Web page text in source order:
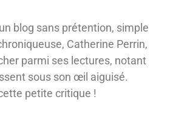
blog sans prétention, simple
Catherine Perrin,
parmi ses lectures, notant
sous son œil aiguisé.
petite critique !